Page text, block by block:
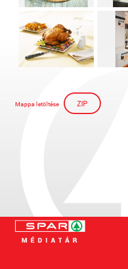
Mappa letöltése ZIP